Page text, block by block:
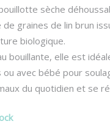
initial
était :
24.00 €.
est :
sèche
de graines de lin brun
biologique.
bouillante, elle est
ou avec bébé pour
du quotidien et se